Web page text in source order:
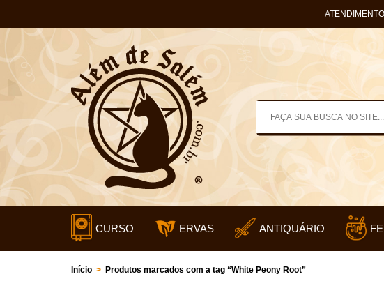
CURSO ERVAS ANTIQUÁRIO
Início > Produtos marcados com a tag “White Peony Root”